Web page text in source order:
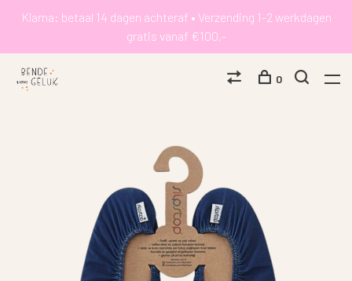
Klarna: betaal 14 dagen achteraf • Verzending 1-2 werkdagen
gratis vanaf €100,-
0